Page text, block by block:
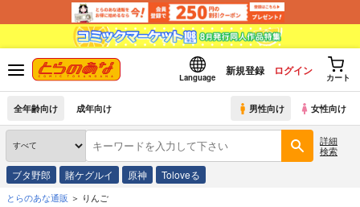
Language
新規登録 ログイン
カート
全年齢向け 成年向け 男性向け 女性向け
詳細
検索
ブタ野郎 賭ケグルイ 原神 Toloveる
とらのあな通販 りんご